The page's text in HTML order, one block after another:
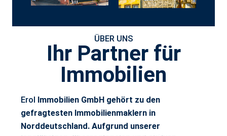
ÜBER UNS
Ihr Partner für
Immobilien
Erol Immobilien GmbH gehört zu den
gefragtesten Immobilienmaklern in
Norddeutschland. Aufgrund unserer